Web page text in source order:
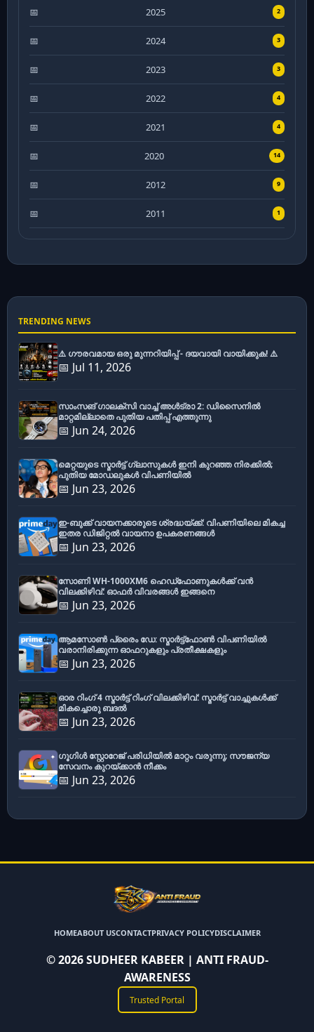
TRENDING NEWS
⚠️ ഗൗരവമായ ഒരു മുന്നറിയിപ്പ് - ദയവായി വായിക്കുക! ⚠️
📅 Jul 11, 2026
സാംസങ് ഗാലക്സി വാച്ച് അൾട്രാ 2: ഡിസൈനിൽ
മാറ്റമില്ലാതെ പുതിയ പതിപ്പ് എത്തുന്നു
📅 Jun 24, 2026
മെറ്റയുടെ സ്മാർട്ട് ഗ്ലാസുകൾ ഇനി കുറഞ്ഞ നിരക്കിൽ;
പുതിയ മോഡലുകൾ വിപണിയിൽ
📅 Jun 23, 2026
ഇ-ബുക്ക് വായനക്കാരുടെ ശ്രദ്ധയ്ക്ക്: വിപണിയിലെ മികച്ച
ഇതര ഡിജിറ്റൽ വായനാ ഉപകരണങ്ങൾ
📅 Jun 23, 2026
സോണി WH-1000XM6 ഹെഡ്‌ഫോണുകൾക്ക് വൻ
വിലക്കിഴിവ്: ഓഫർ വിവരങ്ങൾ ഇങ്ങനെ
📅 Jun 23, 2026
ആമസോൺ പ്രൈം ഡേ: സ്മാർട്ട്ഫോൺ വിപണിയിൽ
വരാനിരിക്കുന്ന ഓഫറുകളും പ്രതീക്ഷകളും
📅 Jun 23, 2026
ഓര റിംഗ് 4 സ്മാർട്ട് റിംഗ് വിലക്കിഴിവ്: സ്മാർട്ട് വാച്ചുകൾക്ക്
മികച്ചൊരു ബദൽ
📅 Jun 23, 2026
ഗൂഗിൾ സ്റ്റോറേജ് പരിധിയിൽ മാറ്റം വരുന്നു; സൗജന്യ
സേവനം കുറയ്ക്കാൻ നീക്കം
📅 Jun 23, 2026
2025 2
2024 3
2023 3
2022 4
2021 4
2020 14
2012 9
2011 1
HOMEABOUT USCONTACTPRIVACY POLICYDISCLAIMER
©2026SUDHEER KABEER | ANTI FRAUD-
AWARENESS
Trusted Portal